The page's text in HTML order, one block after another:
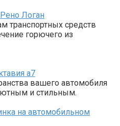
Логан
транспортных средств
горючего из
а7
вашего автомобиля
и стильным.